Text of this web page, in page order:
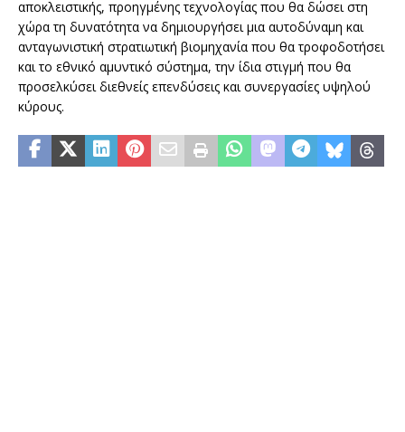
αποκλειστικής, προηγμένης τεχνολογίας που θα δώσει στη
χώρα τη δυνατότητα να δημιουργήσει μια αυτοδύναμη και
ανταγωνιστική στρατιωτική βιομηχανία που θα τροφοδοτήσει
και το εθνικό αμυντικό σύστημα, την ίδια στιγμή που θα
προσελκύσει διεθνείς επενδύσεις και συνεργασίες υψηλού
κύρους.